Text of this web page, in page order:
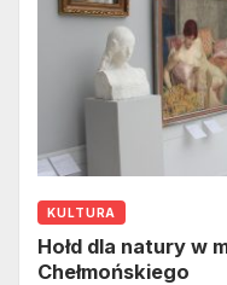
KULTURA
Hołd dla natury w
Chełmońskiego